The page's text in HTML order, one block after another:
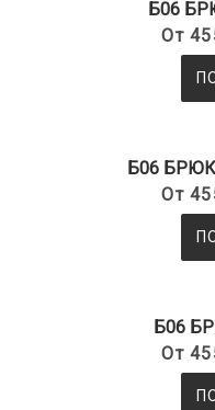
Б06
От
Б06
От
Б06
От